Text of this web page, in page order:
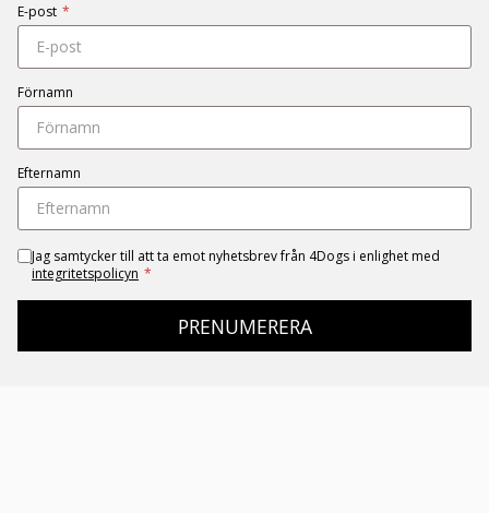
E-post *
Förnamn
Efternamn
Jag samtycker till att ta emot nyhetsbrev från 4Dogs i enlighet med
integritetspolicyn *
PRENUMERERA